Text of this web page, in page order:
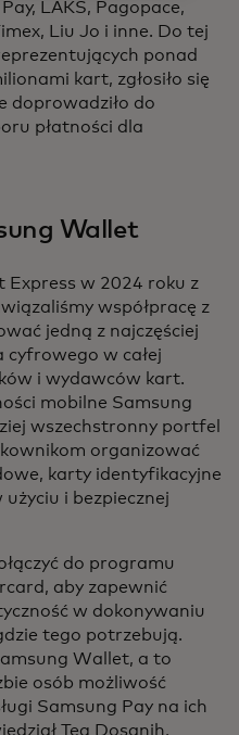
LAKS, Pagopace,
Liu Jo i inne. Do tej
ponad
kart, zgłosiło się
doprowadziło do
płatności dla
Wallet
w 2024 roku z
współpracę z
jedną z najczęściej
w całej
i wydawców kart.
mobilne Samsung
wszechstronny portfel
organizować
karty identyfikacyjne
i bezpiecznej
do programu
aby zapewnić
w dokonywaniu
tego potrzebują.
Wallet, a to
osób możliwość
Samsung Pay na ich
Teg Dosanjh,